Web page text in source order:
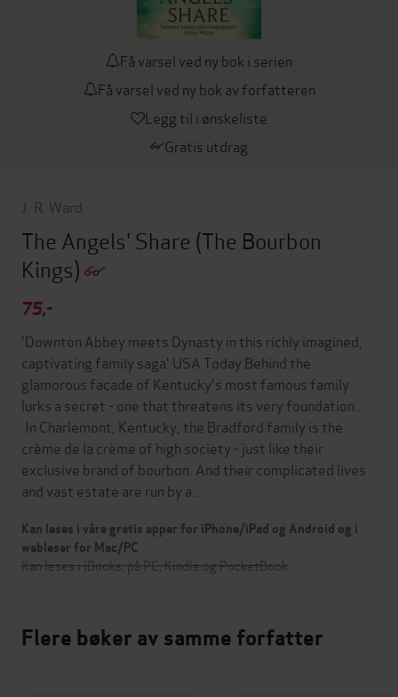
Få varsel ved ny bok i serien
Få varsel ved ny bok av forfatteren
Legg til i ønskeliste
Gratis utdrag
J. R. Ward
The Angels' Share (The Bourbon
Kings)
75,-
'Downton Abbey meets Dynasty in this richly imagined,
captivating family saga' USA Today Behind the
glamorous facade of Kentucky's most famous family
lurks a secret - one that threatens its very foundation . .
.In Charlemont, Kentucky, the Bradford family is the
crème de la crème of high society - just like their
exclusive brand of bourbon. And their complicated lives
and vast estate are run by a…
Kan leses i våre gratis apper for iPhone/iPad og Android og i
webleser for Mac/PC
Kan leses i iBooks, på PC, Kindle og PocketBook
Flere bøker av samme forfatter